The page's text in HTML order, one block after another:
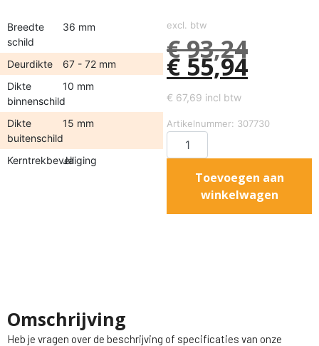
Breedte
schild
36 mm
Deurdikte
67 - 72 mm
Dikte
binnenschild
10 mm
Dikte
buitenschild
15 mm
Kerntrekbeveiliging
Ja
excl. btw
€93,24
€ 55,94
€ 67,69 incl btw
Artikelnummer: 307730
Toevoegen aan
winkelwagen
Omschrijving
Heb je vragen over de beschrijving of specificaties van onze